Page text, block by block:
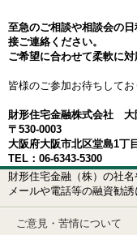
至急のご相談や相談会の
接ご連絡ください。
ご希望に合わせて柔軟に対
皆様のご参加お待ちしてお
財形住宅金融株式会社 大
〒530-0003
大阪府大阪市北区堂島1丁
TEL：06-6343-5300
財形住宅金融（株）の社
メールや電話等の融資勧誘
ご意見・苦情について